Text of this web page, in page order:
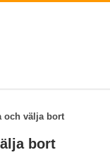
och välja bort
bort